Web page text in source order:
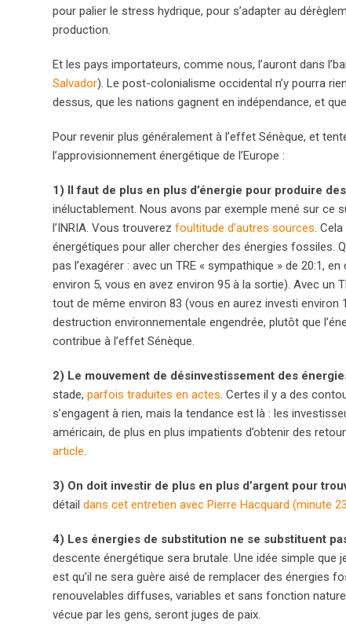
pour palier le stress hydrique, pour s’adapter au
production.
Et les pays importateurs, comme nous, l’auront dans
Salvador). Le post-colonialisme occidental n’y pourra
dessus, que les nations gagnent en indépendance, et
Pour revenir plus généralement à l’effet Sénèque, et
l’approvisionnement énergétique de l’Europe :
1) Il faut de plus en plus d’énergie pour produire
inéluctablement. Nous avons par exemple mené sur ce
l’INRIA. Vous trouverez foultitude d’autres sources.
énergétiques pour aller chercher des énergies fossiles.
pas l’exagérer : avec un TRE « sympathique » de 20:1,
environ 5, vous en avez environ 95 à la sortie). Avec un
tout de même environ 83 (vous en aurez investi
destruction environnementale engendrée, plutôt que
contribue à l’effet Sénèque.
2) Le mouvement de désinvestissement des
stade, parfois traduites en actes. Certes il y a des
s’engagent à rien, mais la tendance est là : les
américain, de plus en plus impatients d’obtenir des
article.
3) On doit investir de plus en plus d’argent pour
détail dans cet entretien avec Pierre Hacquard (minute
4) Les énergies de substitution ne se substituent
descente énergétique sera brutale. Une idée simple
est qu’il ne sera guère aisé de remplacer des énergies
renouvelables diffuses, variables et sans fonction
vécue par les gens, seront juges de paix.